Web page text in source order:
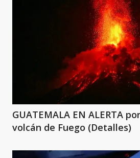
GUATEMALA EN ALERTA
volcán de Fuego (Detalles)